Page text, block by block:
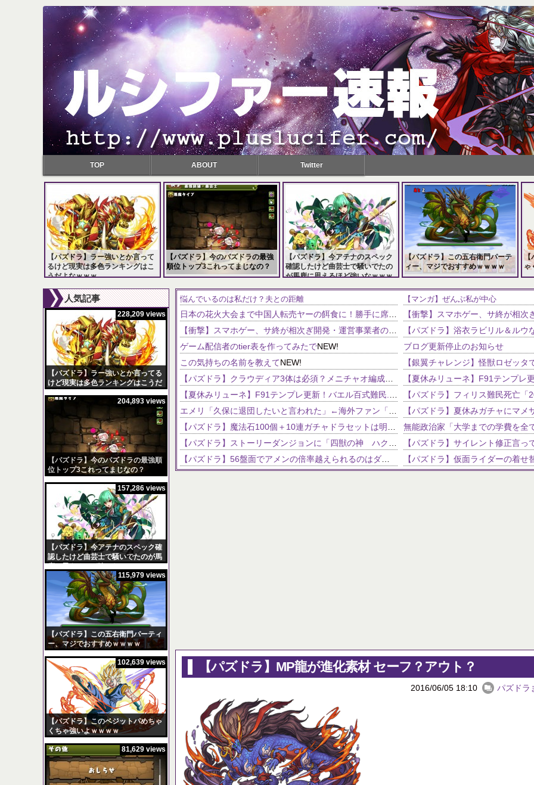
TOP ABOUT Twitter
【パズドラ】ラー強いとか言って
るけど現実は多色ランキングはこ
うだよなｗｗｗ
228,209 views
【パズドラ】今のパズドラの最強
順位トップ3これってまじなの？
204,893 views
【パズドラ】今アテナのスペック
確認したけど曲芸士で騒いでたの
が馬鹿に思えるほど強いなｗｗｗ
157,286 views
【パズドラ】この五右衛門パーテ
ィー、マジでおすすめｗｗｗｗ
115,979 views
【
ゃ
人気記事
【パズドラ】ラー強いとか言ってる
けど現実は多色ランキングはこうだ
228,209 views
【パズドラ】今のパズドラの最強順
位トップ3これってまじなの？
204,893 views
【パズドラ】今アテナのスペック確
認したけど曲芸士で騒いでたのが馬
157,286 views
【パズドラ】この五右衛門パーティ
ー、マジでおすすめｗｗｗｗ
115,979 views
【パズドラ】このベジットパめちゃ
くちゃ強いよｗｗｗｗ
102,639 views
81,629 views
悩んでいるのは私だけ？夫との距離
NEW!
NEW!
ゲーム配信者のtier表を作ってみたでNEW!
この気持ちの名前を教えてNEW!
【マンガ】ぜんぶ私が中心
ブログ更新停止のお知らせ
【パズドラ】MP龍が進化素材 セーフ？アウト？
パズドラ
2016/06/05 18:10